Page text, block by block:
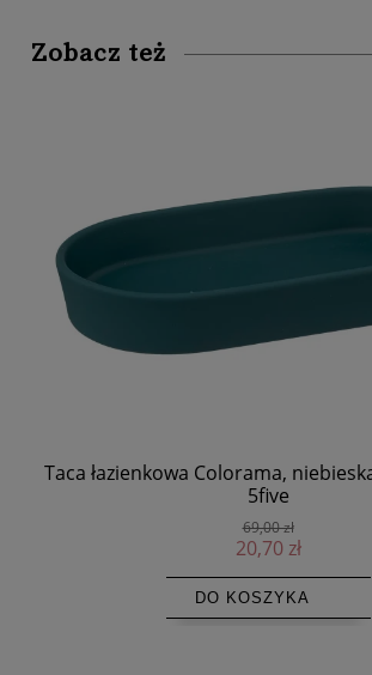
Zobacz też
Taca łazienkowa Colorama,
5five
69,00 zł
20,70 zł
DO KOSZYKA